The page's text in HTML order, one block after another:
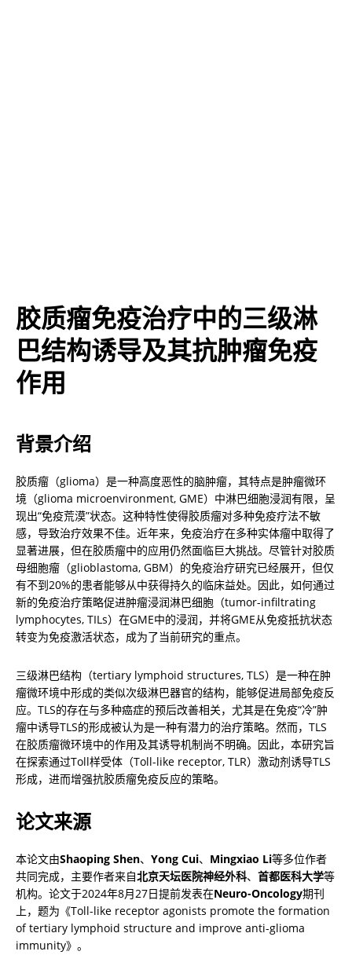
胶质瘤免疫治疗中的三级淋
巴结构诱导及其抗肿瘤免疫
作用
背景介绍
胶质瘤（glioma）是一种高度恶性的脑肿瘤，其特点是肿瘤微环
境（glioma microenvironment, GME）中淋巴细胞浸润有限，呈
现出“免疫荒漠”状态。这种特性使得胶质瘤对多种免疫疗法不敏
感，导致治疗效果不佳。近年来，免疫治疗在多种实体瘤中取得了
显著进展，但在胶质瘤中的应用仍然面临巨大挑战。尽管针对胶质
母细胞瘤（glioblastoma, GBM）的免疫治疗研究已经展开，但仅
有不到20%的患者能够从中获得持久的临床益处。因此，如何通过
新的免疫治疗策略促进肿瘤浸润淋巴细胞（tumor-infiltrating
lymphocytes, TILs）在GME中的浸润，并将GME从免疫抵抗状态
转变为免疫激活状态，成为了当前研究的重点。
三级淋巴结构（tertiary lymphoid structures, TLS）是一种在肿
瘤微环境中形成的类似次级淋巴器官的结构，能够促进局部免疫反
应。TLS的存在与多种癌症的预后改善相关，尤其是在免疫“冷”肿
瘤中诱导TLS的形成被认为是一种有潜力的治疗策略。然而，TLS
在胶质瘤微环境中的作用及其诱导机制尚不明确。因此，本研究旨
在探索通过Toll样受体（Toll-like receptor, TLR）激动剂诱导TLS
形成，进而增强抗胶质瘤免疫反应的策略。
论文来源
本论文由Shaoping Shen、 Yong Cui、 Mingxiao Li等多位作者
共同完成，主要作者来自北京天坛医院神经外科、 首都医科大学等
机构。论文于2024年8月27日提前发表在Neuro-Oncology期刊
上，题为《Toll-like receptor agonists promote the formation
of tertiary lymphoid structure and improve anti-glioma
immunity》。